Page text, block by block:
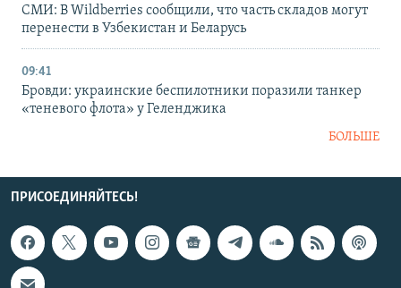
СМИ: В Wildberries сообщили, что часть складов могут
перенести в Узбекистан и Беларусь
09:41
Бровди: украинские беспилотники поразили танкер
«теневого флота» у Геленджика
БОЛЬШЕ
ПРИСОЕДИНЯЙТЕСЬ!